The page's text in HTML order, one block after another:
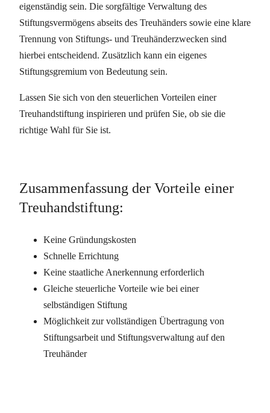
eigenständig sein. Die sorgfältige Verwaltung des
Stiftungsvermögens abseits des Treuhänders sowie eine klare
Trennung von Stiftungs- und Treuhänderzwecken sind
hierbei entscheidend. Zusätzlich kann ein eigenes
Stiftungsgremium von Bedeutung sein.
Lassen Sie sich von den steuerlichen Vorteilen einer
Treuhandstiftung inspirieren und prüfen Sie, ob sie die
richtige Wahl für Sie ist.
Zusammenfassung der Vorteile einer
Treuhandstiftung:
Keine Gründungskosten
Schnelle Errichtung
Keine staatliche Anerkennung erforderlich
Gleiche steuerliche Vorteile wie bei einer
selbständigen Stiftung
Möglichkeit zur vollständigen Übertragung von
Stiftungsarbeit und Stiftungsverwaltung auf den
Treuhänder